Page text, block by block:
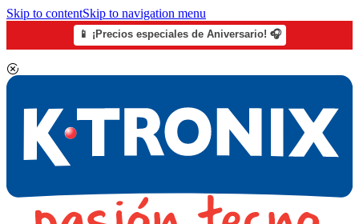
Skip to contentSkip to navigation menu
📱 ¡Precios especiales de Aniversario! 🎧